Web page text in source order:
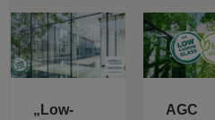
„Low-
AGC